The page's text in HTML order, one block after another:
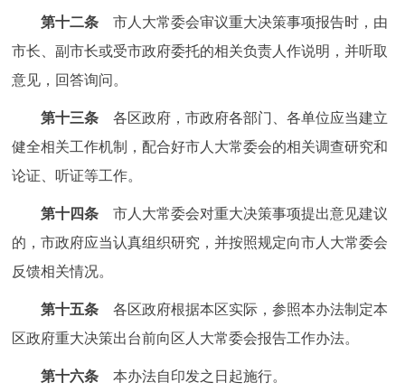
第十二条 市人大常委会审议重大决策事项报告时，由
市长、副市长或受市政府委托的相关负责人作说明，并听取
意见，回答询问。
第十三条 各区政府，市政府各部门、各单位应当建立
健全相关工作机制，配合好市人大常委会的相关调查研究和
论证、听证等工作。
第十四条 市人大常委会对重大决策事项提出意见建议
的，市政府应当认真组织研究，并按照规定向市人大常委会
反馈相关情况。
第十五条 各区政府根据本区实际，参照本办法制定本
区政府重大决策出台前向区人大常委会报告工作办法。
第十六条 本办法自印发之日起施行。